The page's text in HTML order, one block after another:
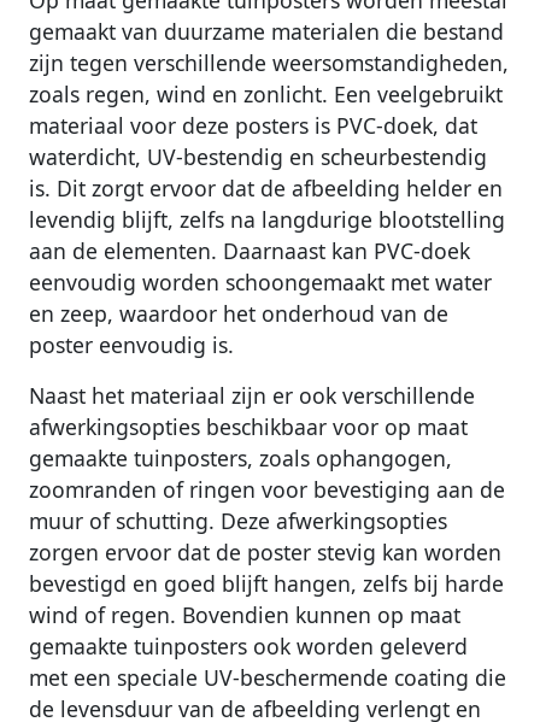
gemaakt van duurzame materialen die bestand
zijn tegen verschillende weersomstandigheden,
zoals regen, wind en zonlicht. Een veelgebruikt
materiaal voor deze posters is PVC-doek, dat
waterdicht, UV-bestendig en scheurbestendig
is. Dit zorgt ervoor dat de afbeelding helder en
levendig blijft, zelfs na langdurige blootstelling
aan de elementen. Daarnaast kan PVC-doek
eenvoudig worden schoongemaakt met water
en zeep, waardoor het onderhoud van de
poster eenvoudig is.
Naast het materiaal zijn er ook verschillende
afwerkingsopties beschikbaar voor op maat
gemaakte tuinposters, zoals ophangogen,
zoomranden of ringen voor bevestiging aan de
muur of schutting. Deze afwerkingsopties
zorgen ervoor dat de poster stevig kan worden
bevestigd en goed blijft hangen, zelfs bij harde
wind of regen. Bovendien kunnen op maat
gemaakte tuinposters ook worden geleverd
met een speciale UV-beschermende coating die
de levensduur van de afbeelding verlengt en